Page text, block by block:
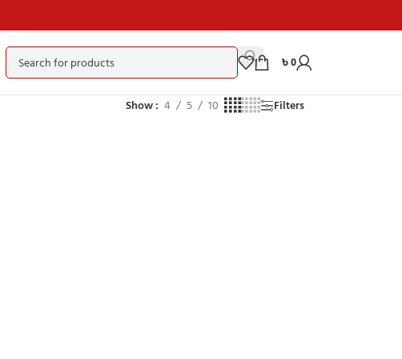
৳0
Show 4 5 10 Filters